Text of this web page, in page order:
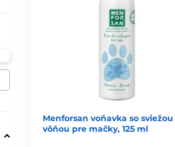
Menforsan voňavka so sviežou
vôňou pre mačky, 125 ml